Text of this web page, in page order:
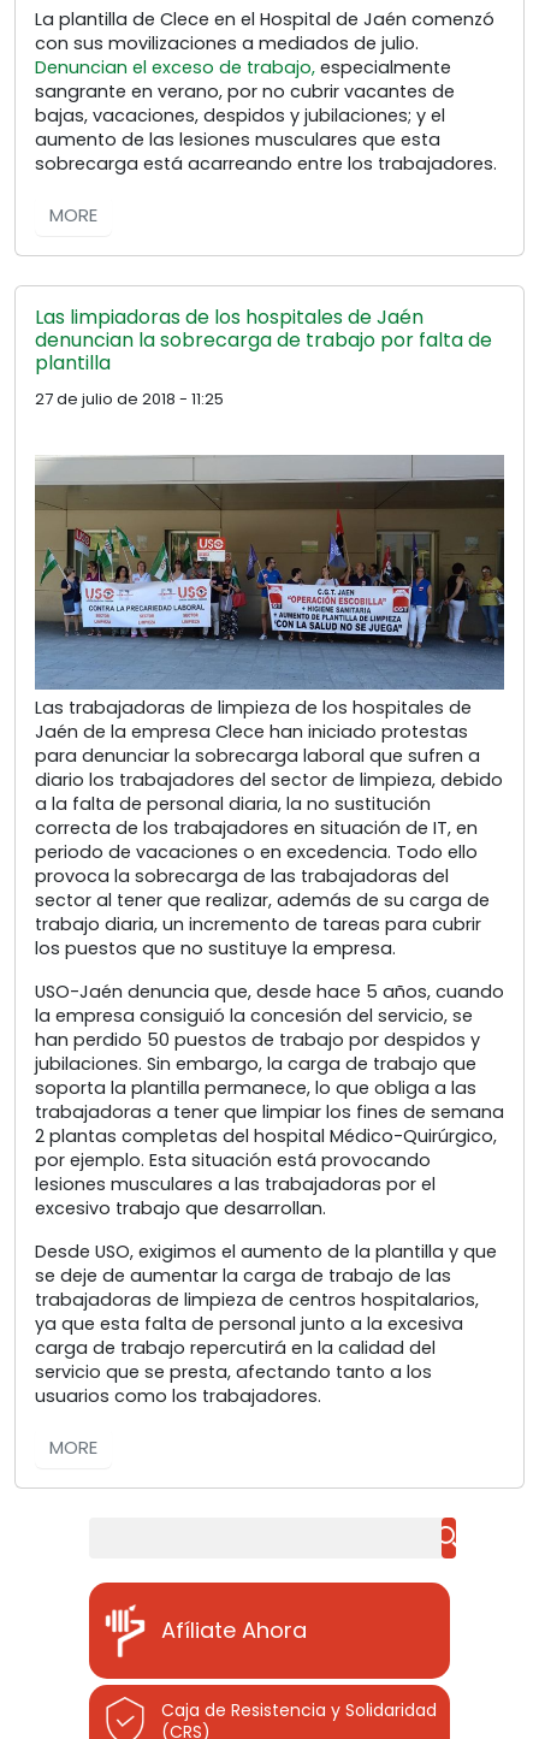
La plantilla de Clece en el Hospital de Jaén comenzó
con sus movilizaciones a mediados de julio.
Denuncian el exceso de trabajo, especialmente
sangrante en verano, por no cubrir vacantes de
bajas, vacaciones, despidos y jubilaciones; y el
aumento de las lesiones musculares que esta
sobrecarga está acarreando entre los trabajadores.
MORE
Las limpiadoras de los hospitales de Jaén
denuncian la sobrecarga de trabajo por falta de
plantilla
27 de julio de 2018 - 11:25
Las trabajadoras de limpieza de los hospitales de
Jaén de la empresa Clece han iniciado protestas
para denunciar la sobrecarga laboral que sufren a
diario los trabajadores del sector de limpieza, debido
a la falta de personal diaria, la no sustitución
correcta de los trabajadores en situación de IT, en
periodo de vacaciones o en excedencia. Todo ello
provoca la sobrecarga de las trabajadoras del
sector al tener que realizar, además de su carga de
trabajo diaria, un incremento de tareas para cubrir
los puestos que no sustituye la empresa.
USO-Jaén denuncia que, desde hace 5 años, cuando
la empresa consiguió la concesión del servicio, se
han perdido 50 puestos de trabajo por despidos y
jubilaciones. Sin embargo, la carga de trabajo que
soporta la plantilla permanece, lo que obliga a las
trabajadoras a tener que limpiar los fines de semana
2 plantas completas del hospital Médico-Quirúrgico,
por ejemplo. Esta situación está provocando
lesiones musculares a las trabajadoras por el
excesivo trabajo que desarrollan.
Desde USO, exigimos el aumento de la plantilla y que
se deje de aumentar la carga de trabajo de las
trabajadoras de limpieza de centros hospitalarios,
ya que esta falta de personal junto a la excesiva
carga de trabajo repercutirá en la calidad del
servicio que se presta, afectando tanto a los
usuarios como los trabajadores.
MORE
Afíliate Ahora
Caja de Resistencia y Solidaridad
(CRS)